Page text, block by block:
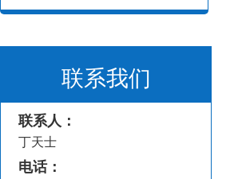
联系我们
联系人：
丁天士
电话：